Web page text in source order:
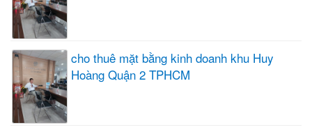
cho thuê mặt bằng kinh doanh khu Huy
Hoàng Quận 2 TPHCM